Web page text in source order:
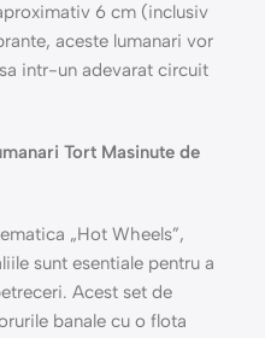
6 cm (inclusiv
aceste lumanari vor
intr-un adevarat circuit
Tort Masinute de
„Hot Wheels”,
sunt esentiale pentru a
Acest set de
banale cu o flota